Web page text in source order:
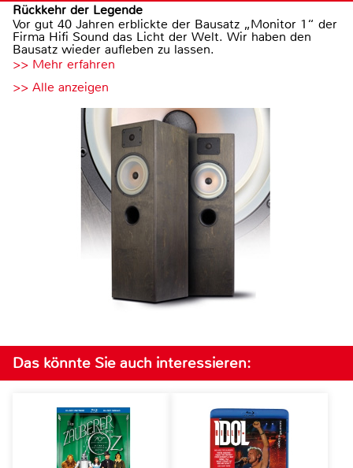
Rückkehr der Legende
Vor gut 40 Jahren erblickte der Bausatz „Monitor 1“ der
Firma Hifi Sound das Licht der Welt. Wir haben den
Bausatz wieder aufleben zu lassen.
>> Mehr erfahren
>> Alle anzeigen
Das könnte Sie auch interessieren: